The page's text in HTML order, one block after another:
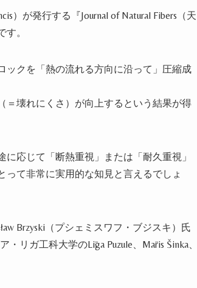
）が発行する『Journal of Natural Fibers（天
。
ックを「熱の流れる方向に沿って」圧縮成
＝壊れにくさ）が向上するという結果が得
応じて「断熱重視」または「耐久重視」
て非常に実用的な知見と言えるでしょ
Brzyski（プシェミスワフ・ブジスキ）氏
リガ工科大学のLīga Puzule、Māris Šinka、